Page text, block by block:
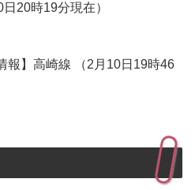
日20時19分現在）
報】高崎線 （2月10日19時46